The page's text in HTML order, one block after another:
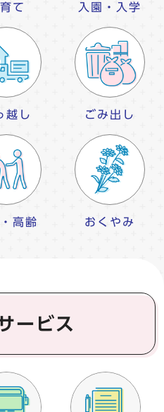
て 入園・入学
越し ごみ出し
高齢 おくやみ
ービス